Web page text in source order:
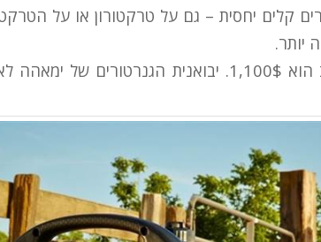
ניוד קל של 2 גנרטורים קלים יחסית – גם על טרקטורון או
יותר.
מחיר הגנרטור החדש בארה"ב הוא 1,100$. יבואנית